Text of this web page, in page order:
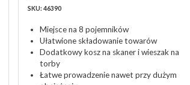
SKU: 46390
Miejsce na 8 pojemników
Ułatwione składowanie towarów
Dodatkowy kosz na skaner i wieszak na
torby
Łatwe prowadzenie nawet przy dużym